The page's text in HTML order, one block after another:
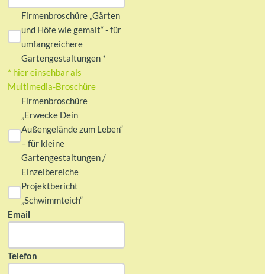
Firmenbroschüre „Gärten
und Höfe wie gemalt“ - für
umfangreichere
Gartengestaltungen *
* hier einsehbar als
Multimedia-Broschüre
Firmenbroschüre
„Erwecke Dein
Außengelände zum Leben“
– für kleine
Gartengestaltungen /
Einzelbereiche
Projektbericht
„Schwimmteich“
Email
Telefon